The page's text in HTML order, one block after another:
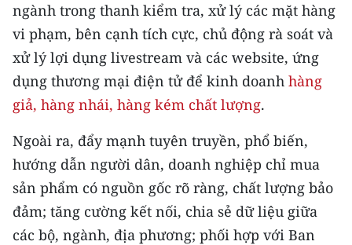
ngành trong thanh kiểm tra, xử lý các mặt hàng
vi phạm, bên cạnh tích cực, chủ động rà soát và
xử lý lợi dụng livestream và các website, ứng
dụng thương mại điện tử để kinh doanh hàng
giả, hàng nhái, hàng kém chất lượng.
Ngoài ra, đẩy mạnh tuyên truyền, phổ biến,
hướng dẫn người dân, doanh nghiệp chỉ mua
sản phẩm có nguồn gốc rõ ràng, chất lượng bảo
đảm; tăng cường kết nối, chia sẻ dữ liệu giữa
các bộ, ngành, địa phương; phối hợp với Ban